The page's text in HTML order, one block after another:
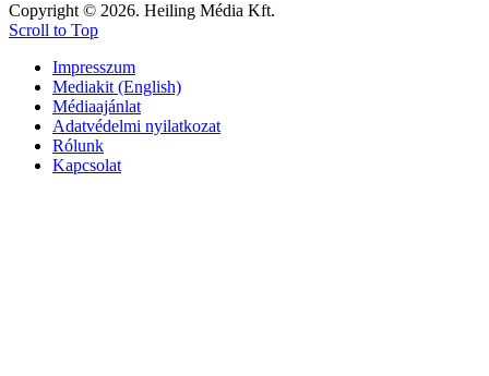
Copyright © 2026. Heiling Média Kft.
Scroll to Top
Impresszum
Mediakit (English)
Médiaajánlat
Adatvédelmi nyilatkozat
Rólunk
Kapcsolat